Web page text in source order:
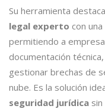
Su herramienta
legal experto con
permitiendo a
documentación
gestionar brechas de
nube. Es la solución
seguridad jurídica